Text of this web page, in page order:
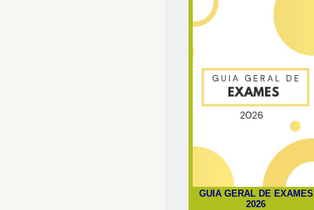
GUIA GERAL DE EXAMES
2026